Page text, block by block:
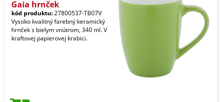
Gaia hrnček
kód produktu:27800537-TB07V
Vysoko kvalitný farebný keramický
hrnček s bielym vnútrom, 340 ml. V
kraftovej papierovej krabici.